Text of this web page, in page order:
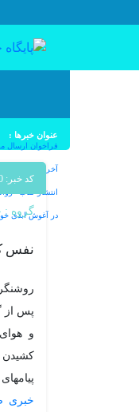
عنوان خبرها :
فراخوان ارسال
آخرین
انتشار کتاب
در آغوش ابدی
کد خبر: 1500
گروه :
نفس
پس از
و
کشیدن
خبری